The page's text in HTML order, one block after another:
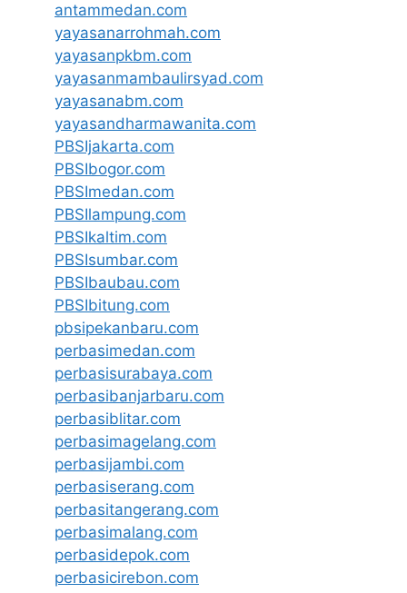
antammedan.com
yayasanarrohmah.com
yayasanpkbm.com
yayasanmambaulirsyad.com
yayasanabm.com
yayasandharmawanita.com
PBSIjakarta.com
PBSIbogor.com
PBSImedan.com
PBSIlampung.com
PBSIkaltim.com
PBSIsumbar.com
PBSIbaubau.com
PBSIbitung.com
pbsipekanbaru.com
perbasimedan.com
perbasisurabaya.com
perbasibanjarbaru.com
perbasiblitar.com
perbasimagelang.com
perbasijambi.com
perbasiserang.com
perbasitangerang.com
perbasimalang.com
perbasidepok.com
perbasicirebon.com